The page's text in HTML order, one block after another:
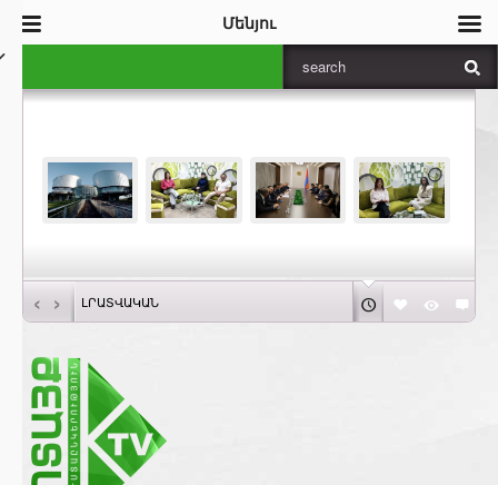
‹ › ԼՐԱՏՎԱԿԱՆ
Մենյու